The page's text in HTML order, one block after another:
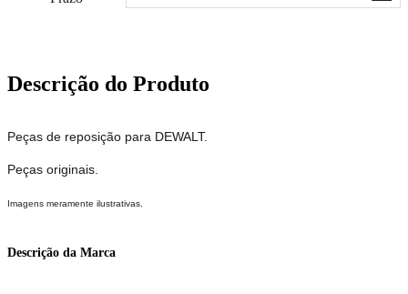
Descrição do Produto
Peças de reposição para DEWALT.
Peças originais.
Imagens meramente ilustrativas.
Descrição da Marca